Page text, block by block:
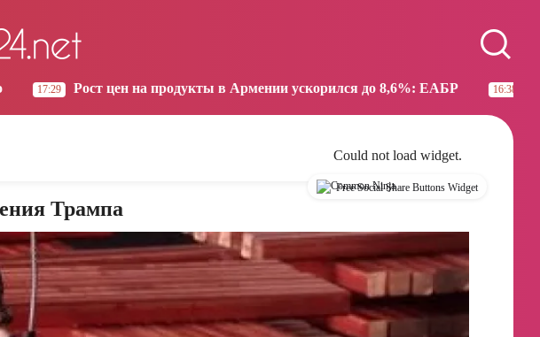
Moscow
01:48
продукты в Армении ускорился до 8,6%: ЕАБР 16:38 Трамп: США больше
Could not load widget.
Free Social Share Buttons Widget
Трампа